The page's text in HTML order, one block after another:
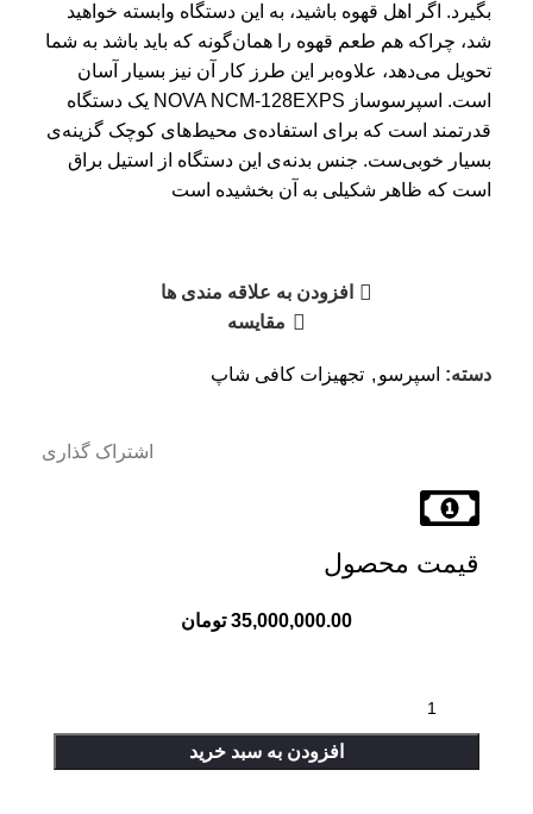
بگیرد. اگر اهل قهوه باشید، به این دستگاه وابسته خواهید
شد، چراکه هم طعم قهوه را همان‌گونه که باید باشد به شما
تحویل می‌دهد، علاوه‌بر این طرز کار آن نیز بسیار آسان
است. اسپرسوساز NOVA NCM-128EXPS یک دستگاه
قدرتمند است که برای استفاده‌ی محیط‌های کوچک گزینه‌ی
بسیار خوبی‌ست. جنس بدنه‌ی این دستگاه از استیل براق
است که ظاهر شکیلی به آن بخشیده است
افزودن به علاقه مندی ها
مقایسه
دسته: اسپرسو , تجهیزات کافی شاپ
اشتراک گذاری
قیمت محصول
35,000,000.00 تومان
افزودن به سبد خرید